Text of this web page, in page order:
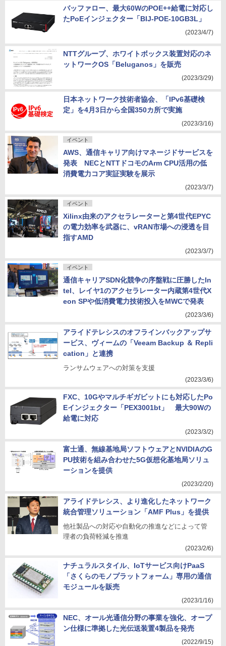
バッファロー、最大60WのPOE++給電に対応し
たPoEインジェクター「BIJ-POE-10GB3L」
(2023/4/7)
NTTグループ、ホワイトボックス装置対応のネ
ットワークOS「Beluganos」を販売
(2023/3/29)
日本ネットワーク技術者協会、「IPv6基礎検
定」を4月3日から全国350カ所で実施
(2023/3/16)
イベント
AWS、通信キャリア向けマネージドサービスを
発表 NECとNTTドコモのArm CPU活用の低
消費電力コア実証実験を展示
(2023/3/7)
イベント
Xilinx由来のアクセラレーターと第4世代EPYC
の電力効率を武器に、vRAN市場への浸透を目
指すAMD
(2023/3/7)
イベント
通信キャリアSDN化競争の序盤戦に圧勝したIn
tel、レイヤ1のアクセラレーター内蔵第4世代X
eon SPや低消費電力技術投入をMWCで発表
(2023/3/6)
アライドテレシスのオフラインバックアップサ
ービス、ヴィームの「Veeam Backup ＆ Repli
cation」と連携
ランサムウェアへの対策を支援
(2023/3/6)
FXC、10Gやマルチギガビットにも対応したPo
Eインジェクター「PEX3001bt」 最大90Wの
給電に対応
(2023/3/2)
富士通、無線基地局ソフトウェアとNVIDIAのG
PU技術を組み合わせた5G仮想化基地局ソリュ
ーションを提供
(2023/2/20)
アライドテレシス、より進化したネットワーク
統合管理ソリューション「AMF Plus」を提供
他社製品への対応や自動化の推進などによって管
理者の負荷軽減を推進
(2023/2/6)
ナチュラルスタイル、IoTサービス向けPaaS
「さくらのモノプラットフォーム」専用の通信
モジュールを販売
(2023/1/16)
NEC、オール光通信分野の事業を強化、オープ
ン仕様に準拠した光伝送装置4製品を発売
(2022/9/15)